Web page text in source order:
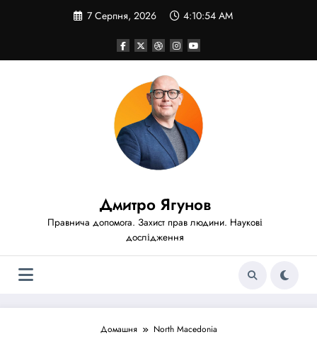
7 Серпня, 2026 4:10:56 AM
Дмитро Ягунов
Правнича допомога. Захист прав людини. Наукові
дослідження
Домашня North Macedonia